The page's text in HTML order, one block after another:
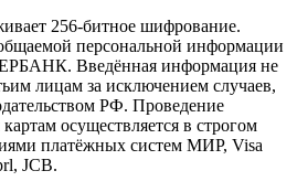
256-битное шифрование.
персональной информации
Введённая информация не
лицам за исключением случаев,
РФ. Проведение
осуществляется в строгом
платёжных систем МИР, Visa
JCB.